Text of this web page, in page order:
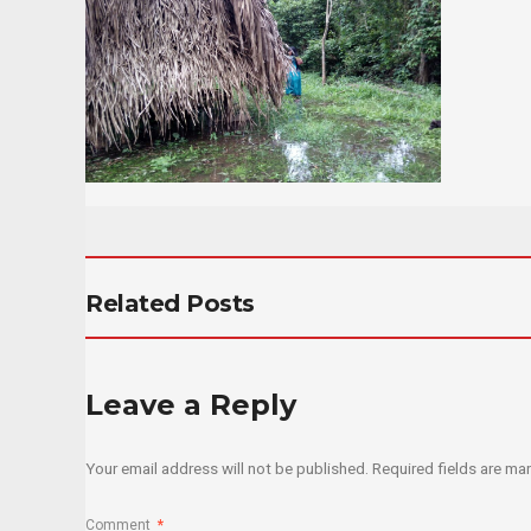
Related Posts
Leave a Reply
Your email address will not be published. Required fields are
Comment *